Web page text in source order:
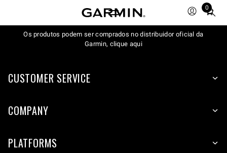
0
Total
items
in
Os produtos podem ser comprados no distribuidor oficial da
Garmin, clique aqui
CUSTOMER SERVICE
COMPANY
PLATFORMS